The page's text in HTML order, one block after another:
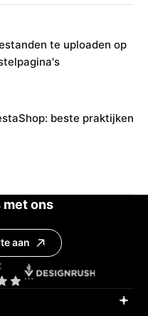
te uploaden op
beste praktijken
met ons
aan